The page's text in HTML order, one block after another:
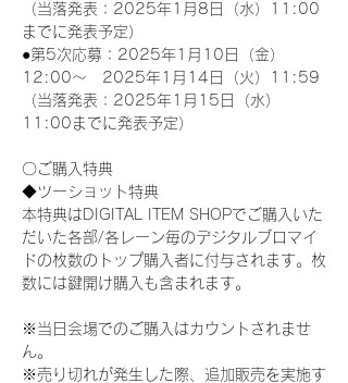
（当落発表：2025年1月8日（水）11:00
までに発表予定）
●第5次応募：2025年1月10日（金）
12:00～　2025年1月14日（火）11:59
（当落発表：2025年1月15日（水）
11:00までに発表予定）
〇ご購入特典
◆ツーショット特典
本特典はDIGITAL ITEM SHOPでご購入いた
だいた各部/各レーン毎のデジタルブロマイ
ドの枚数のトップ購入者に付与されます。枚
数には鍵開け購入も含まれます。
※当日会場でのご購入はカウントされませ
ん。
※売り切れが発生した際、追加販売を実施す